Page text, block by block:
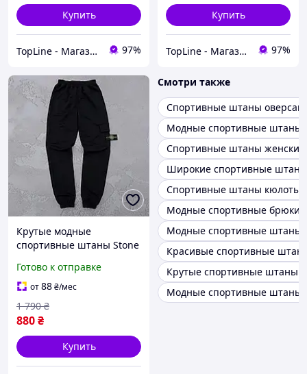
Купить
TopLine - Магазин крутых товаров 97%
Купить
TopLine - Магазин крутых товаров 97%
Крутые модные
спортивные штаны Stone
брюки Стон Айленд с
двухнитки, Легкие
спортивки для парней
демисезонные
Готово к отправке
от88₴/мес
880₴
1 790 ₴
Купить
Смотри также
Спортивные штаны
Модные спортивные штаны
Спортивные штаны женские
Широкие спортивные
Спортивные штаны кюлоты
Модные спортивные брюки
Модные спортивные штаны
Красивые спортивные
Крутые спортивные штаны
Модные спортивные штаны